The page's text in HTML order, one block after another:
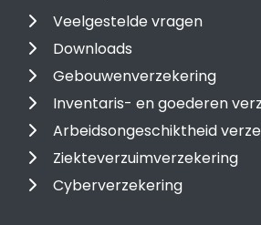
Veelgestelde vragen
Downloads
Gebouwenverzekering
Inventaris- en goederen
Arbeidsongeschiktheid
Ziekteverzuimverzekering
Cyberverzekering